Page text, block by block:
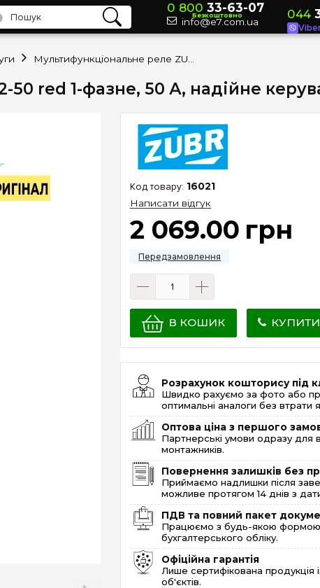
50 red 1-фазне, 50 А, надійне
16021
Написати відгук
2 069.00 грн
В КОШИК КУПИТИ
Розрахунок кошторису під
Швидко рахуємо за фото або
оптимальні аналоги без втрати
Оптова ціна з першого
Партнерські умови одразу для
монтажників.
Повернення залишків без
Приймаємо надлишки після
можливе протягом 14 днів з
ПДВ та повний пакет
Працюємо з будь-якою формою
бухгалтерського обліку.
Офіційна гарантія
Лише сертифікована продукція
об'єктів.
0 800 33-63-07
Безкоштовно
info@e7.com.ua
044